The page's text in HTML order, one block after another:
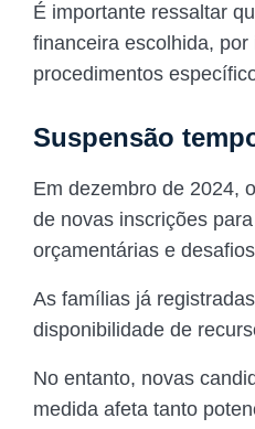
É importante ressaltar
financeira escolhida,
procedimentos
Suspensão
Em dezembro de 2024,
de novas inscrições
orçamentárias e
As famílias já
disponibilidade de
No entanto, novas
medida afeta tanto